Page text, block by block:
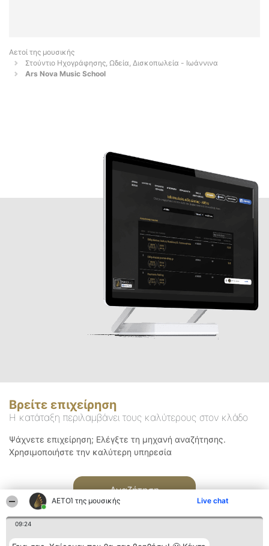
ΑΕΤΟΊ της μουσικής Live chat
09:24
Αετοί της μουσικής
Στούντιο Ηχογράφησης, Ωδεία, Δισκοπωλεία - Ιωάννινα
Ars Nova Music School
Βρείτε επιχείρηση
Η κατάταξη περιλαμβάνει τους καλύτερους στον κλάδο
Ψάχνετε επιχείρηση; Ελέγξτε τη μηχανή αναζήτησης.
Χρησιμοποιήστε την καλύτερη υπηρεσία
Αναζήτηση